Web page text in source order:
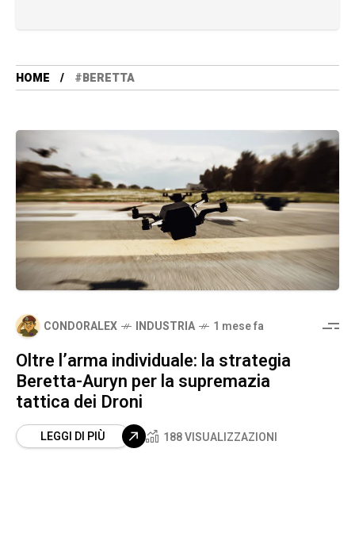
HOME #BERETTA
CONDORALEX INDUSTRIA 1 mese fa
Oltre l’arma individuale: la strategia
Beretta-Auryn per la supremazia
tattica dei Droni
LEGGI DI PIÙ 188 VISUALIZZAZIONI